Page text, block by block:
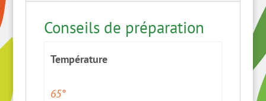
Conseils de préparation
Température
65°